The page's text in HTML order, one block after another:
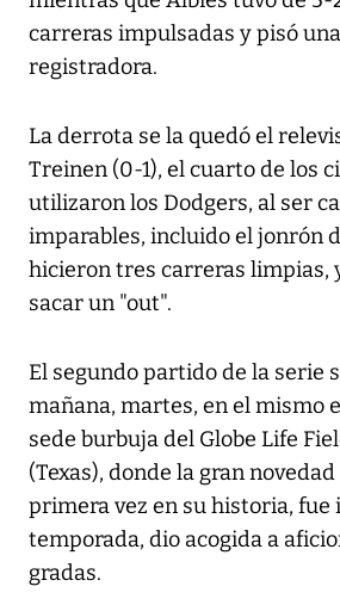
carreras impulsadas y pisó
registradora.
La derrota se la quedó el
Treinen (0-1), el cuarto de los
utilizaron los Dodgers, al ser
imparables, incluido el jonrón
hicieron tres carreras limpias,
sacar un "out".
El segundo partido de la serie
mañana, martes, en el mismo
sede burbuja del Globe Life
(Texas), donde la gran
primera vez en su historia, fue
temporada, dio acogida a
gradas.